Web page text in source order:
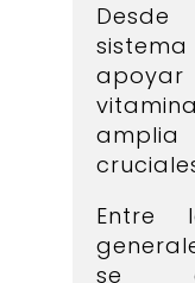
Desde
apoyar
Entre
se